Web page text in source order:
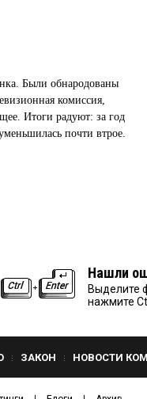
Были обнародованы
комиссия,
Итоги радуют: за год
почти втрое.
Нашли
Выделите
нажмите
ЗАКОН НОВОСТИ